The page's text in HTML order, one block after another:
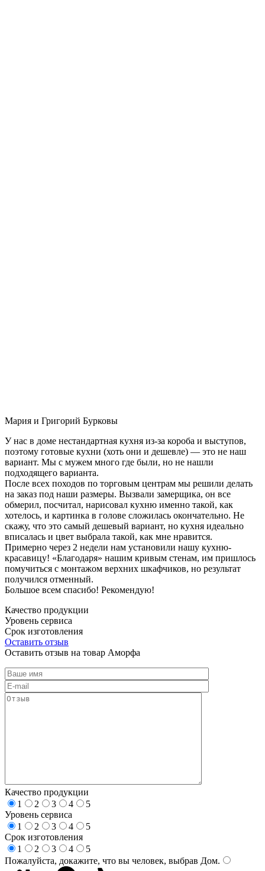
Мария и Григорий Бурковы
У нас в доме нестандартная кухня из-за короба и выступов,
поэтому готовые кухни (хоть они и дешевле) — это не наш
вариант. Мы с мужем много где были, но не нашли
подходящего варианта.
После всех походов по торговым центрам мы решили делать
на заказ под наши размеры. Вызвали замерщика, он все
обмерил, посчитал, нарисовал кухню именно такой, как
хотелось, и картинка в голове сложилась окончательно. Не
скажу, что это самый дешевый вариант, но кухня идеально
вписалась и цвет выбрала такой, как мне нравится.
Примерно через 2 недели нам установили нашу кухню-
красавицу! «Благодаря» нашим кривым стенам, им пришлось
помучиться с монтажом верхних шкафчиков, но результат
получился отменный.
Большое всем спасибо! Рекомендую!
Качество продукции
Уровень сервиса
Срок изготовления
Оставить отзыв
Оставить отзыв на товар Аморфа
Качество продукции
1
2 3 4
5
Уровень сервиса
1
2 3 4
5
Срок изготовления
1
2 3 4
5
Пожалуйста, докажите, что вы человек, выбрав Дом.